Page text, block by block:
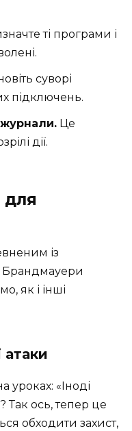
ті програми і
суворі
підключень.
Це
дії.
для
із
Брандмауери
як і інші
атаки
уроках: «Іноді
Так ось, тепер це
обходити захист,